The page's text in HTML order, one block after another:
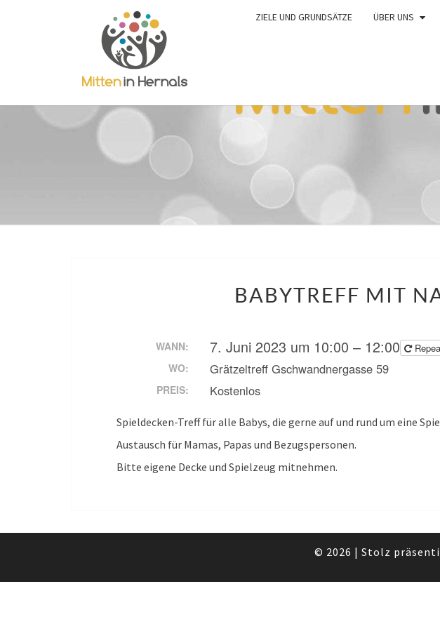
ZIELE UND GRUNDSÄTZE ÜBER UNS
MIT
BABYTREFF MIT
WANN: 7. Juni 2023 um 10:00 – 12:00
WO: Grätzeltreff Gschwandnergasse 59
PREIS: Kostenlos
Spieldecken-Treff für alle Babys, die gerne auf und rund um eine
Austausch für Mamas, Papas und Bezugspersonen.
Bitte eigene Decke und Spielzeug mitnehmen.
© 2026 | Stolz